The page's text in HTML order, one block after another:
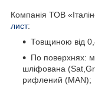
Компанія ТОВ
лист:
Товщиною від
По поверхнях:
шліфована
рифлений (MAN);